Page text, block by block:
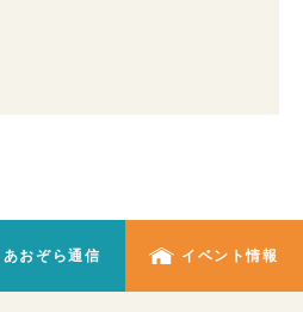
あおぞら通信 イベント情報